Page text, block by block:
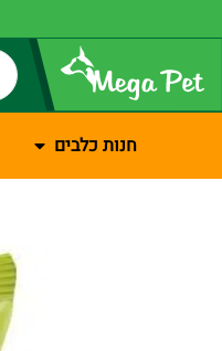
חנות כלבים